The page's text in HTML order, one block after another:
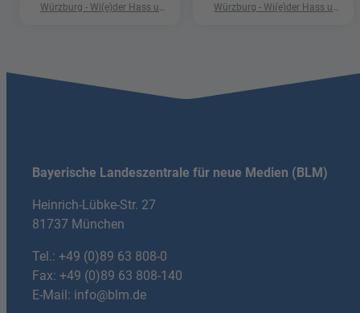
Würzburg - Wi(e)der Hass und
Würzburg - Wi(e)der Hass und
Bayerische Landeszentrale für neue Medien (BLM)
Heinrich-Lübke-Str. 27
81737 München
Tel.: +49 (0)89 63 808-0
Fax: +49 (0)89 63 808-140
E-Mail: info@blm.de